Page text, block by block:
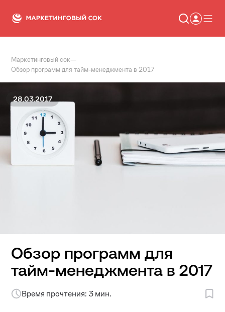
Статьи
Новости
Сервисы
Маркетинговый сок—
Обзор программ для тайм-менеджмента в 2017
28.03.2017
Обзор программ для
тайм-менеджмента в 2017
Время прочтения: 3 мин.